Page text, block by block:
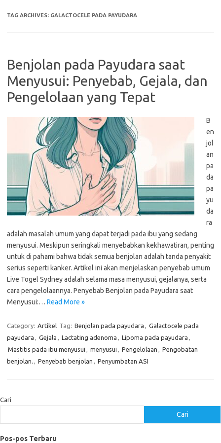
TAG ARCHIVES: GALACTOCELE PADA PAYUDARA
Benjolan pada Payudara saat
Menyusui: Penyebab, Gejala, dan
Pengelolaan yang Tepat
B
en
jol
an
pa
da
pa
yu
da
ra
adalah masalah umum yang dapat terjadi pada ibu yang sedang
menyusui. Meskipun seringkali menyebabkan kekhawatiran, penting
untuk di pahami bahwa tidak semua benjolan adalah tanda penyakit
serius seperti kanker. Artikel ini akan menjelaskan penyebab umum
Live Togel Sydney adalah selama masa menyusui, gejalanya, serta
cara pengelolaannya. Penyebab Benjolan pada Payudara saat
Menyusui:… Read More »
Category: Artikel Tag: Benjolan pada payudara , Galactocele pada
payudara , Gejala , Lactating adenoma , Lipoma pada payudara ,
Mastitis pada ibu menyusui , menyusui , Pengelolaan , Pengobatan
benjolan. , Penyebab benjolan , Penyumbatan ASI
Cari
Cari
Pos-pos Terbaru